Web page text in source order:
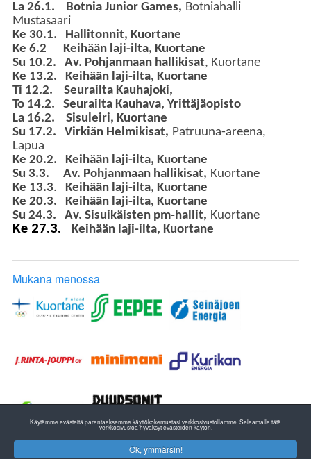
La 26.1. Botnia Junior Games, Botniahalli
Mustasaari
Ke 30.1. Hallitonnit, Kuortane
Ke 6.2 Keihään laji-ilta, Kuortane
Su 10.2. Av. Pohjanmaan hallikisat, Kuortane
Ke 13.2.
Keihään laji-ilta, Kuortane
Ti 12.2. Seurailta Kauhajoki,
To 14.2. Seurailta Kauhava, Yrittäjäopisto
La 16.2. Sisuleiri, Kuortane
Su 17.2. Virkiän Helmikisat, Patruuna-areena,
Lapua
Ke 20.2.
Keihään laji-ilta, Kuortane
Su 3.3. Av. Pohjanmaan hallikisat, Kuortane
Ke 13.3. Keihään laji-ilta, Kuortane
Ke 20.3. Keihään laji-ilta, Kuortane
Su 24.3. Av. Sisuikäisten pm-hallit, Kuortane
Ke 27.3. Keihään laji-ilta, Kuortane
Mukana menossa
Käytämme evästeitä parantaaksemme käyttökokemustasi verkkosivustollamme. Selaamalla tätä
verkkosivustoa hyväksyt evästeiden käytön.
Ok, ymmärsin!